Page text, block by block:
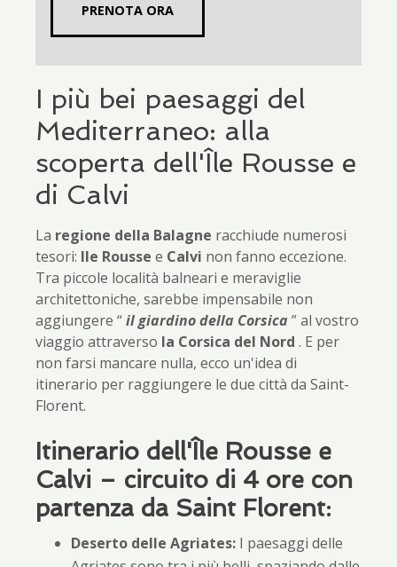
PRENOTA ORA
I più bei paesaggi del
Mediterraneo: alla
scoperta dell'Île Rousse e
di Calvi
La regione della Balagne racchiude numerosi
tesori: Ile Rousse e Calvi non fanno eccezione.
Tra piccole località balneari e meraviglie
architettoniche, sarebbe impensabile non
aggiungere “il giardino della Corsica ” al vostro
viaggio attraverso la Corsica del Nord . E per
non farsi mancare nulla, ecco un'idea di
itinerario per raggiungere le due città da Saint-
Florent.
Itinerario dell'Île Rousse e
Calvi – circuito di 4 ore con
partenza da Saint Florent:
Deserto delle Agriates: I paesaggi delle